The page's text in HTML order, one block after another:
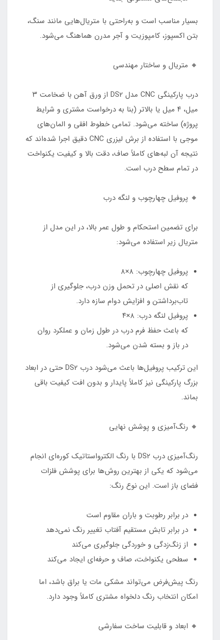
بسیار مناسب است و به‌راحتی با متریال‌هایی مانند سنگ،
بتن اکسپوز، کامپوزیت و آجر مدرن هماهنگ می‌شود.
🔸 متریال و ساختار مهندسی
درب پارکینگی CNC مدل DS2 از ورق آهن با ضخامت ۳
میل، ۴ میل یا بالاتر (بنا به درخواست مشتری و شرایط
پروژه) ساخته می‌شود. تمامی خطوط افقی و المان‌های
موجی با استفاده از برش لیزری CNC دقیق اجرا شده‌اند که
نتیجه آن لبه‌های کاملاً صاف، دقت بالا و کیفیت یکنواخت
در تمام سطح درب است.
🔸 پروفیل چهارچوب و لنگه درب
برای تضمین استحکام و طول عمر بالا، در این مدل از
متریال زیر استفاده می‌شود:
پروفیل چهارچوب: ۸×۸
که نقش اصلی در تحمل وزن درب، جلوگیری از
تاب‌برداشتن و افزایش دوام سازه دارد.
پروفیل لنگه درب: ۸×۴
که باعث حفظ فرم درب در طول زمان و عملکرد روان
در باز و بسته شدن می‌شود.
این ترکیب پروفیل‌ها باعث می‌شود درب DS2 حتی در ابعاد
بزرگ پارکینگی نیز کاملاً پایدار و بدون افت کیفیت باقی
بماند.
🔸 رنگ‌آمیزی و پوشش نهایی
رنگ‌آمیزی درب DS2 با رنگ الکترواستاتیک کوره‌ای انجام
می‌شود که یکی از بهترین روش‌ها برای پوشش فلزات
فضای باز است. این نوع رنگ:
در برابر رطوبت و باران مقاوم است
در برابر تابش مستقیم آفتاب تغییر رنگ نمی‌دهد
از زنگ‌زدگی و خوردگی جلوگیری می‌کند
سطحی یکنواخت، صاف و حرفه‌ای ایجاد می‌کند
رنگ پیش‌فرض می‌تواند مشکی مات یا براق باشد، اما
امکان انتخاب رنگ دلخواه مشتری کاملاً وجود دارد.
🔸 ابعاد و قابلیت ساخت سفارشی